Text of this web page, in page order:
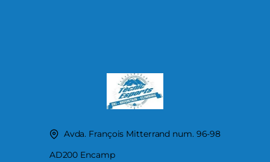
Avda. François Mitterrand num. 96-98
AD200 Encamp